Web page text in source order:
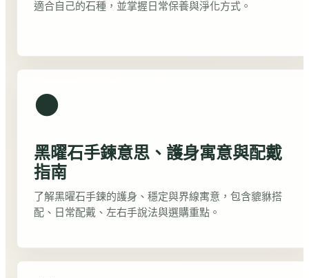
適合自己的石種，並掌握日常保養與淨化方式。
⚫
黑曜石手鍊意思、護身寓意與配戴
指南
了解黑曜石手鍊的護身、穩定與界線寓意，包含貔貅搭
配、日常配戴、左右手說法與選購重點。